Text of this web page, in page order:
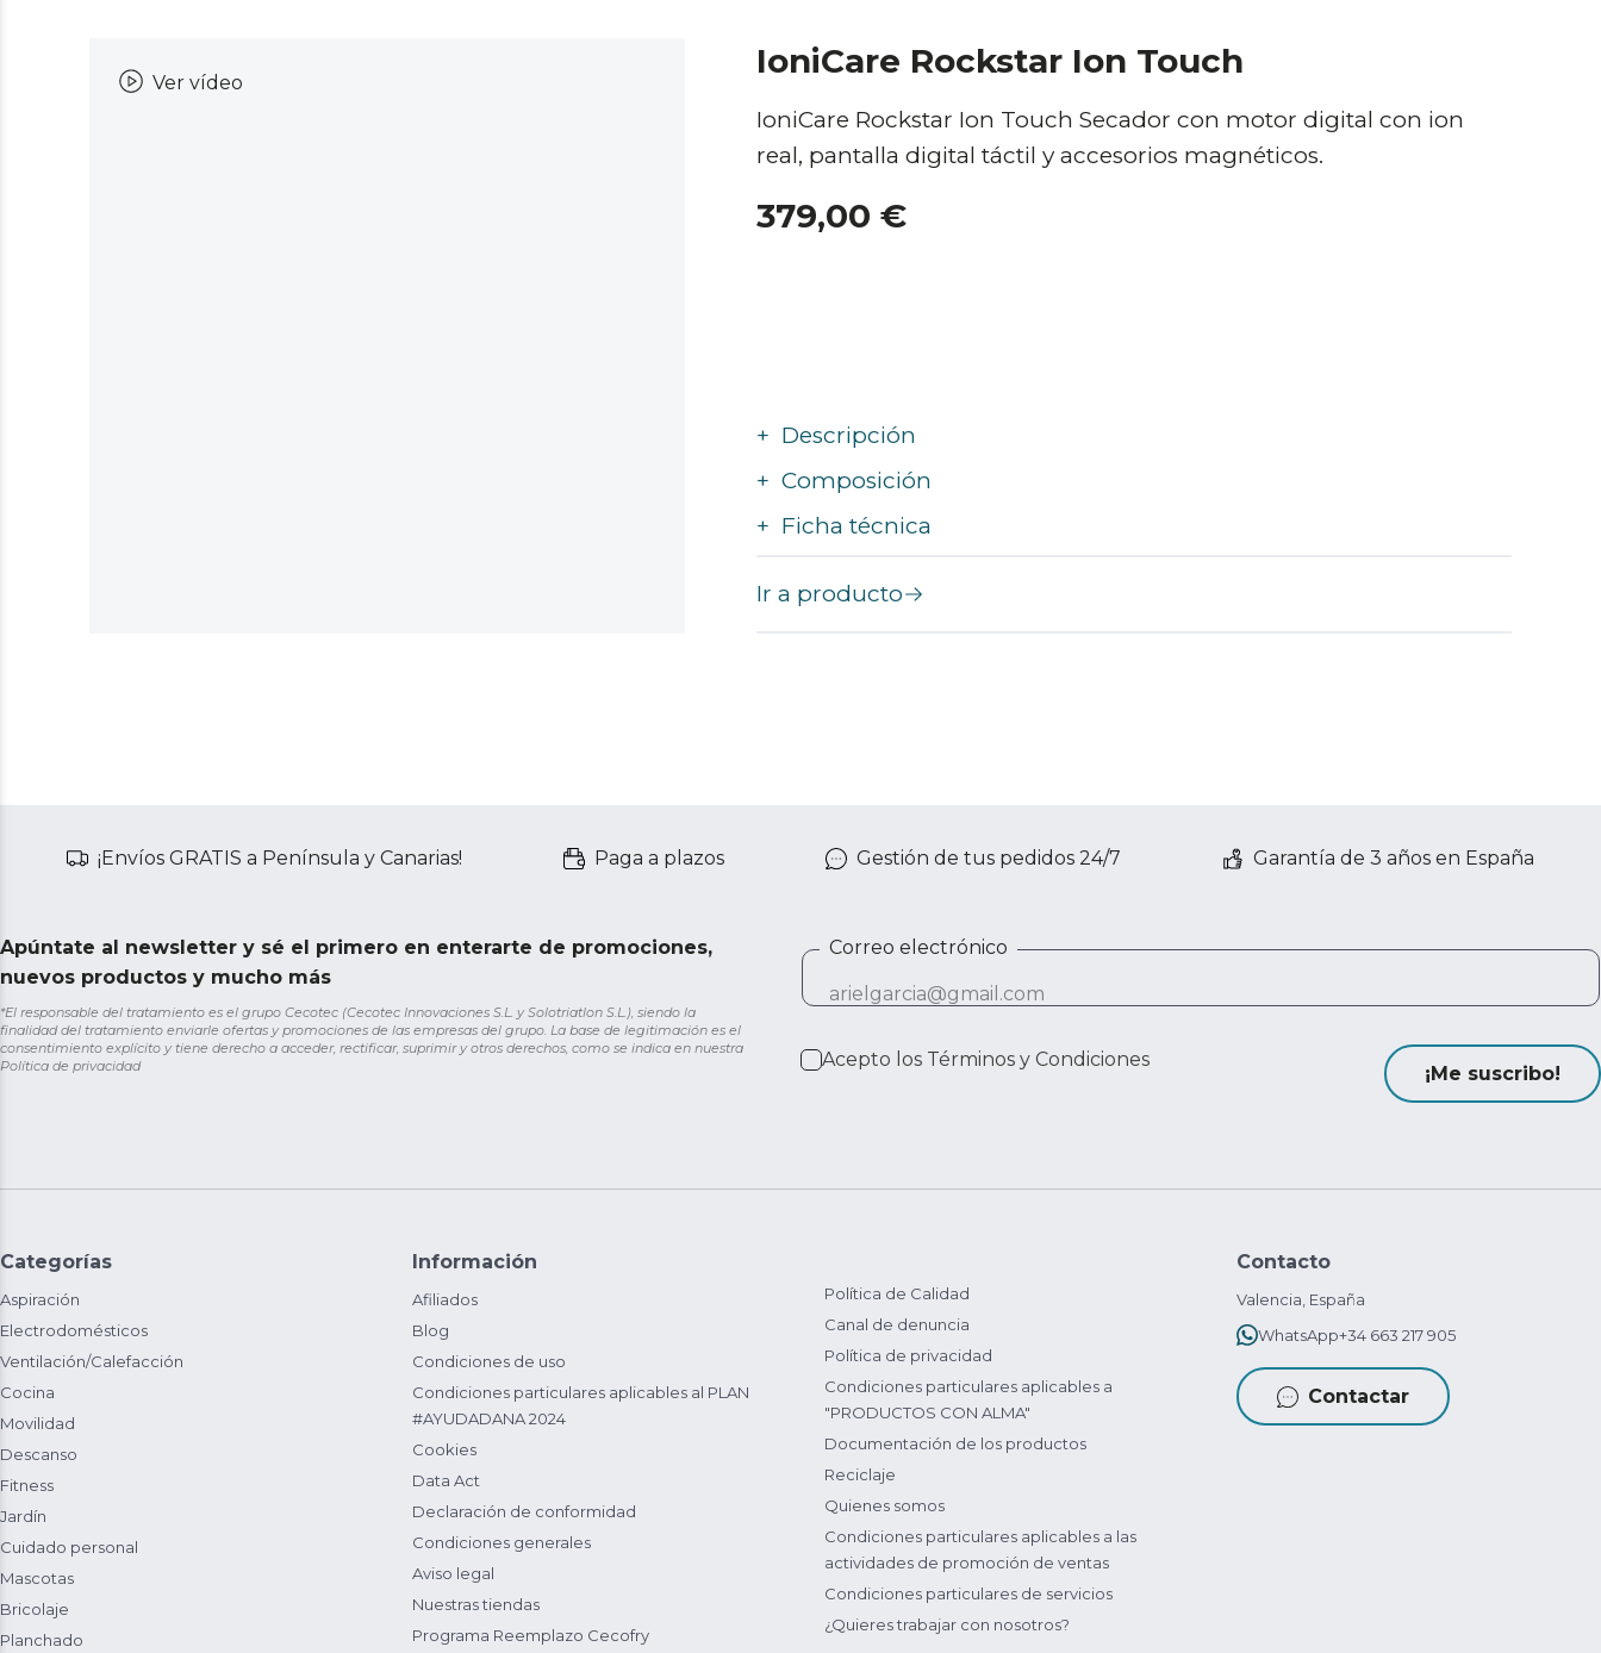
Ver vídeo
IoniCare Rockstar Ion Touch
IoniCare Rockstar Ion Touch Secador con motor digital con ion
real, pantalla digital táctil y accesorios magnéticos.
379,00 €
+ Descripción
+ Composición
+ Ficha técnica
Ir a producto
¡Envíos GRATIS a Península y Canarias! Paga a plazos Gestión de tus pedidos 24/7 Garantía de 3 años en España
Apúntate al newsletter y sé el primero en enterarte de promociones,
nuevos productos y mucho más
*El responsable del tratamiento es el grupo Cecotec (Cecotec Innovaciones S.L. y Solotriatlon S.L.), siendo la
finalidad del tratamiento enviarle ofertas y promociones de las empresas del grupo. La base de legitimación es el
consentimiento explícito y tiene derecho a acceder, rectificar, suprimir y otros derechos, como se indica en nuestra
Política de privacidad
Correo electrónico
Acepto los Términos y Condiciones
¡Me suscribo!
Categorías
Aspiración
Electrodomésticos
Ventilación/Calefacción
Cocina
Movilidad
Descanso
Fitness
Jardín
Cuidado personal
Mascotas
Bricolaje
Planchado
Información
Afiliados
Blog
Condiciones de uso
Condiciones particulares aplicables al PLAN
#AYUDADANA 2024
Cookies
Data Act
Declaración de conformidad
Condiciones generales
Aviso legal
Nuestras tiendas
Programa Reemplazo Cecofry
Política de Calidad
Canal de denuncia
Política de privacidad
Condiciones particulares aplicables a
"PRODUCTOS CON ALMA"
Documentación de los productos
Reciclaje
Quienes somos
Condiciones particulares aplicables a las
actividades de promoción de ventas
Condiciones particulares de servicios
¿Quieres trabajar con nosotros?
Contacto
Valencia, España
WhatsApp+34 663 217 905
Contactar